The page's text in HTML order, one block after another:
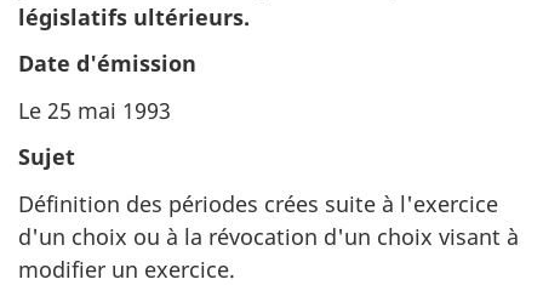
législatifs ultérieurs.
Date d'émission
Le 25 mai 1993
Sujet
Définition des périodes crées suite à l'exercice
d'un choix ou à la révocation d'un choix visant à
modifier un exercice.